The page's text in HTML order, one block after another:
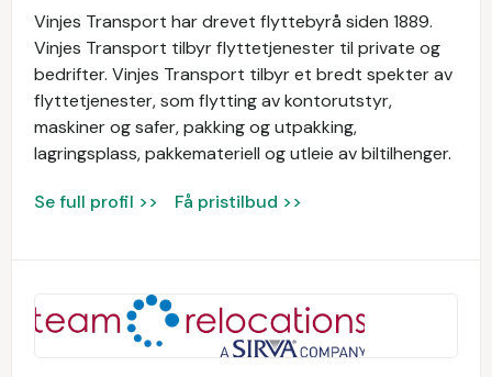
Vinjes Transport har drevet flyttebyrå siden 1889.
Vinjes Transport tilbyr flyttetjenester til private og
bedrifter. Vinjes Transport tilbyr et bredt spekter av
flyttetjenester, som flytting av kontorutstyr,
maskiner og safer, pakking og utpakking,
lagringsplass, pakkemateriell og utleie av biltilhenger.
Se full profil >> Få pristilbud >>